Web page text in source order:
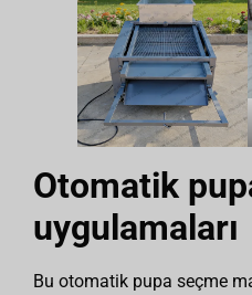
Otomatik
uygulamaları
Bu otomatik pupa seçme